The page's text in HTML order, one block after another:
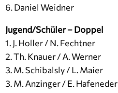
6. Daniel Weidner
Jugend/Schüler – Doppel
1. J. Holler / N. Fechtner
2. Th. Knauer / A. Werner
3. M. Schibalsly / L. Maier
3. M. Anzinger / E. Hafeneder